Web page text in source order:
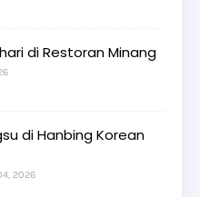
di Restoran Minang
di Hanbing Korean
2026